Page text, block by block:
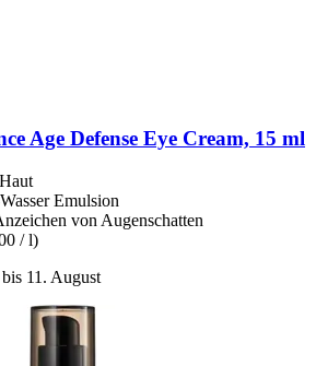
Age Defense Eye Cream, 15 ml
Emulsion
von Augenschatten
/ l)
11. August